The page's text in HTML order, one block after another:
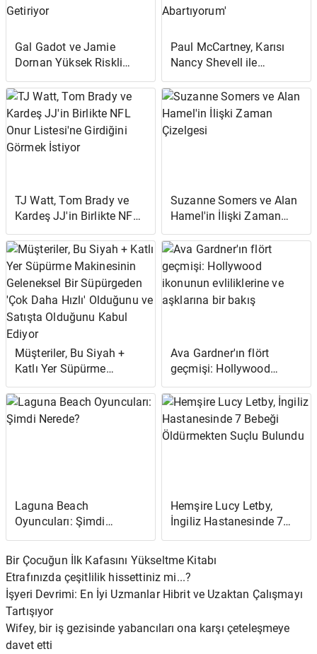
Gal Gadot ve Jamie
Dornan Yüksek Riskli
'Heart of Stone'
Fragmanında Casusluk
Aksiyonunu Getiriyor
Paul McCartney, Karısı
Nancy Shevell ile
'Romantik' Olmak
Üzerine: 'Sevgililer
Günü'nü Tamamen
Abartıyorum'
TJ Watt, Tom Brady ve
Kardeş JJ'in Birlikte NFL
Onur Listesi'ne Girdiğini
Görmek İstiyor
Suzanne Somers ve Alan
Hamel'in İlişki Zaman
Çizelgesi
Müşteriler, Bu Siyah +
Katlı Yer Süpürme
Makinesinin Geleneksel
Bir Süpürgeden 'Çok
Daha Hızlı' Olduğunu ve
Ava Gardner'ın flört
geçmişi: Hollywood
ikonunun evliliklerine ve
aşklarına bir bakış
Laguna Beach
Oyuncuları: Şimdi
Nerede?
Hemşire Lucy Letby,
İngiliz Hastanesinde 7
Bebeği Öldürmekten
Suçlu Bulundu
Bir Çocuğun İlk Kafasını Yükseltme Kitabı
Etrafınızda çeşitlilik hissettiniz mi...?
İşyeri Devrimi: En İyi Uzmanlar Hibrit ve Uzaktan Çalışmayı
Tartışıyor
Wifey, bir iş gezisinde yabancıları ona karşı çeteleşmeye
davet etti